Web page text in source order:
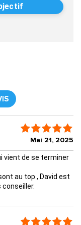
Mai 21, 2025
vient de se terminer
au top , David est